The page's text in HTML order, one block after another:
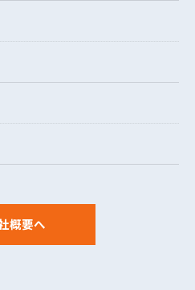
概要へ